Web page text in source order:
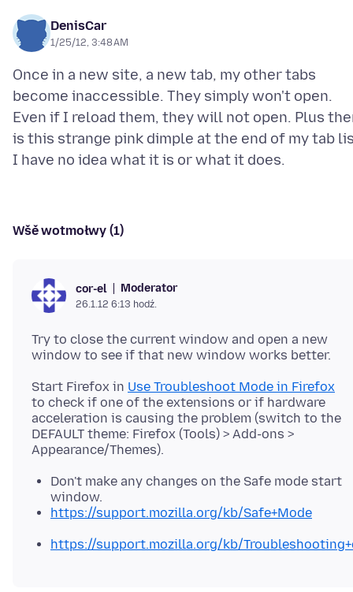
DenisCar
1/25/12, 3:48 AM
Once in a new site, a new tab, my other tabs
become inaccessible. They simply won't open.
Even if I reload them, they will not open. Plus
is this strange pink dimple at the end of my tab
Wšě wotmołwy (1)
cor-el Moderator
26.1.12 6:13 hodź.
Try to close the current window and open a new
Start Firefox in Use Troubleshoot Mode in Firefox
to check if one of the extensions or if hardware
acceleration is causing the problem (switch to the
DEFAULT theme: Firefox (Tools) > Add-ons >
Don't make any changes on the Safe mode start
window.
https://support.mozilla.org/kb/Safe+Mode
https://support.mozilla.org/kb/